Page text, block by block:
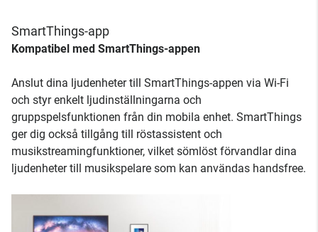
SmartThings-app
Kompatibel med SmartThings-appen
Anslut dina ljudenheter till SmartThings-appen via Wi-Fi
och styr enkelt ljudinställningarna och
gruppspelsfunktionen från din mobila enhet. SmartThings
ger dig också tillgång till röstassistent och
musikstreamingfunktioner, vilket sömlöst förvandlar dina
ljudenheter till musikspelare som kan användas handsfree.